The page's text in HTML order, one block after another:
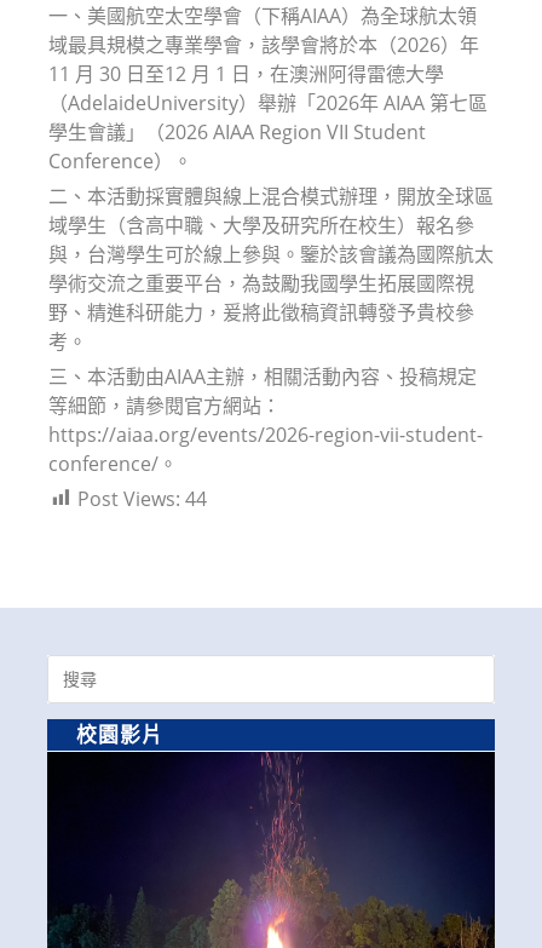
一、美國航空太空學會（下稱AIAA）為全球航太領
域最具規模之專業學會，該學會將於本（2026）年
11 月 30 日至12 月 1 日，在澳洲阿得雷德大學
（AdelaideUniversity）舉辦「2026年 AIAA 第七區
學生會議」（2026 AIAA Region VII Student
Conference）。
二、本活動採實體與線上混合模式辦理，開放全球區
域學生（含高中職、大學及研究所在校生）報名參
與，台灣學生可於線上參與。鑒於該會議為國際航太
學術交流之重要平台，為鼓勵我國學生拓展國際視
野、精進科研能力，爰將此徵稿資訊轉發予貴校參
考。
三、本活動由AIAA主辦，相關活動內容、投稿規定
等細節，請參閱官方網站：
https://aiaa.org/events/2026-region-vii-student-
conference/。
Post Views: 44
Search
for:
校園影片